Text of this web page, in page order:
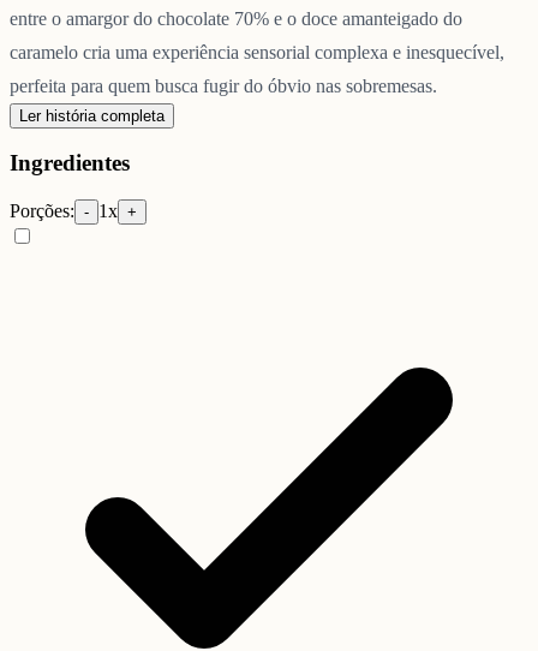
entre o amargor do chocolate 70% e o doce amanteigado do
caramelo cria uma experiência sensorial complexa e inesquecível,
perfeita para quem busca fugir do óbvio nas sobremesas.
Ler história completa
Ingredientes
Porções: - 1x +